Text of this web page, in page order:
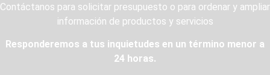
Contáctanos para solicitar presupuesto o para ordenar y ampliar
información de productos y servicios
Responderemos a tus inquietudes en un término menor a
24 horas.